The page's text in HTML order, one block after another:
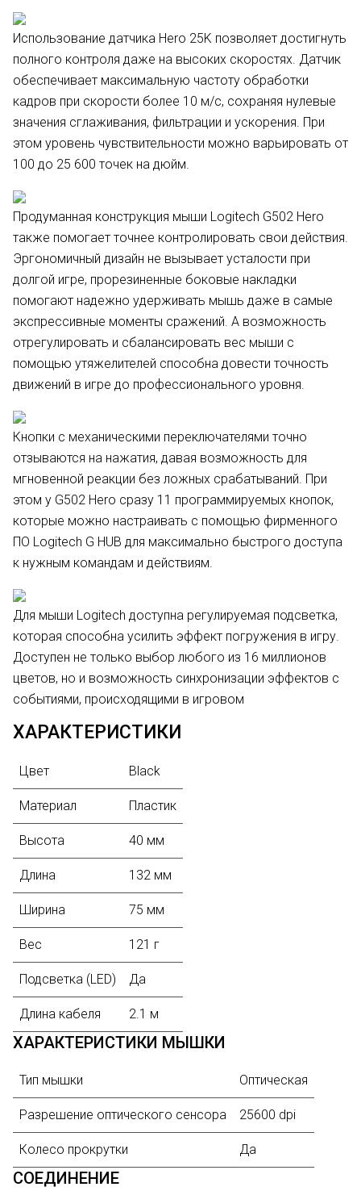
Использование датчика Hero 25K позволяет достигнуть
полного контроля даже на высоких скоростях. Датчик
обеспечивает максимальную частоту обработки
кадров при скорости более 10 м/с, сохраняя нулевые
значения сглаживания, фильтрации и ускорения. При
этом уровень чувствительности можно варьировать от
100 до 25 600 точек на дюйм.
Продуманная конструкция мыши Logitech G502 Hero
также помогает точнее контролировать свои действия.
Эргономичный дизайн не вызывает усталости при
долгой игре, прорезиненные боковые накладки
помогают надежно удерживать мышь даже в самые
экспрессивные моменты сражений. А возможность
отрегулировать и сбалансировать вес мыши с
помощью утяжелителей способна довести точность
движений в игре до профессионального уровня.
Кнопки с механическими переключателями точно
отзываются на нажатия, давая возможность для
мгновенной реакции без ложных срабатываний. При
этом у G502 Hero сразу 11 программируемых кнопок,
которые можно настраивать с помощью фирменного
ПО Logitech G HUB для максимально быстрого доступа
к нужным командам и действиям.
Для мыши Logitech доступна регулируемая подсветка,
которая способна усилить эффект погружения в игру.
Доступен не только выбор любого из 16 миллионов
цветов, но и возможность синхронизации эффектов с
событиями, происходящими в игровом
ХАРАКТЕРИСТИКИ
Цвет Black
Материал Пластик
Высота 40 мм
Длина 132 мм
Ширина 75 мм
Вес 121 г
Подсветка (LED) Да
Длина кабеля 2.1 м
ХАРАКТЕРИСТИКИ МЫШКИ
Тип мышки Оптическая
Разрешение оптического сенсора 25600 dpi
Колесо прокрутки Да
СОЕДИНЕНИЕ